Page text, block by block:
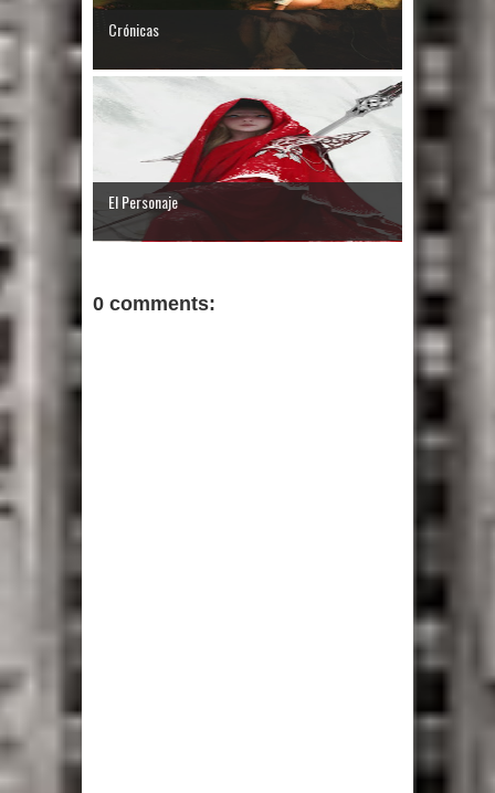
Crónicas
El Personaje
0 comments: